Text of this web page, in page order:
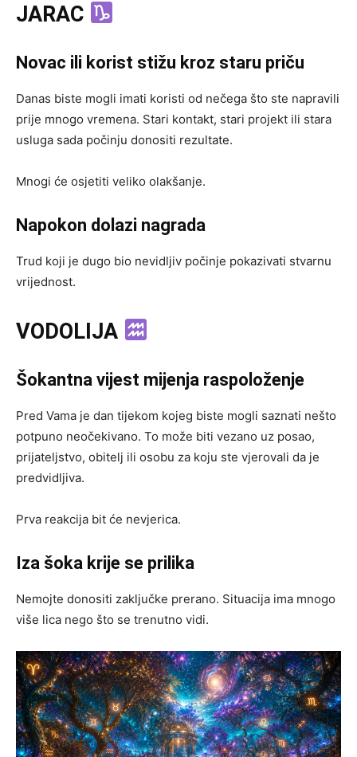
JARAC
Novac ili korist stižu kroz staru priču
Danas biste mogli imati koristi od nečega što ste napravili
prije mnogo vremena. Stari kontakt, stari projekt ili stara
usluga sada počinju donositi rezultate.
Mnogi će osjetiti veliko olakšanje.
Napokon dolazi nagrada
Trud koji je dugo bio nevidljiv počinje pokazivati stvarnu
vrijednost.
VODOLIJA
Šokantna vijest mijenja raspoloženje
Pred Vama je dan tijekom kojeg biste mogli saznati nešto
potpuno neočekivano. To može biti vezano uz posao,
prijateljstvo, obitelj ili osobu za koju ste vjerovali da je
predvidljiva.
Prva reakcija bit će nevjerica.
Iza šoka krije se prilika
Nemojte donositi zaključke prerano. Situacija ima mnogo
više lica nego što se trenutno vidi.